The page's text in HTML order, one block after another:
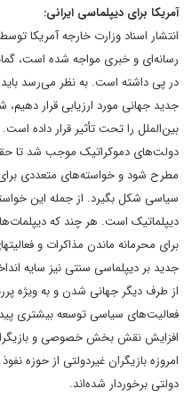
آمریکا برای دیپلماسی ایرانی:
انتشار اسناد وزارت خارجه آمریکا
رسانه‌ای و خبری مواجه شده است،
در پی داشته است. به نظر می‌رسد
جدید جهانی مورد ارزیابی قرار
بین‌الملل را تحت تأثیر قرار داده
دولت‌های دموکراتیک موجب شد تا
مطرح شود و خواسته‌های متعددی
سیاسی شکل بگیرد. از جمله این
دیپلماتیک است. هر چند که
برای محرمانه ماندن مذاکرات و
جدید بر دیپلماسی سنتی نیز سایه
از طرف دیگر جهانی شدن و به ویژه
فعالیت‌های سیاسی توسعه بیشتری
افزایش نقش بخش خصوصی و بازیگران
امروزه بازیگران غیردولتی از حوزه
دولتی برخوردار شده‌اند.